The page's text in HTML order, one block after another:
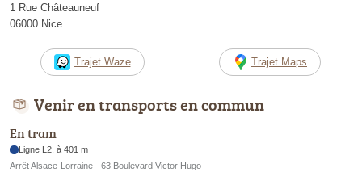
1 Rue Châteauneuf
06000 Nice
Trajet Waze Trajet Maps
Venir en transports en commun
En tram
Ligne L2, à 401 m
Arrêt Alsace-Lorraine - 63 Boulevard Victor Hugo